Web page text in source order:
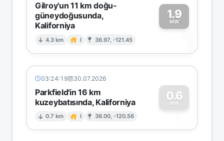
Gilroy'un 11 km doğu-
güneydoğusunda,
Kaliforniya
4.3 km I 36.97, -121.45
1.9
MW
1
03:24:19 30.07.2026
Parkfield'in 16 km
kuzeybatısında, Kaliforniya
0.7 km I 36.00, -120.56
0.6
MW
0